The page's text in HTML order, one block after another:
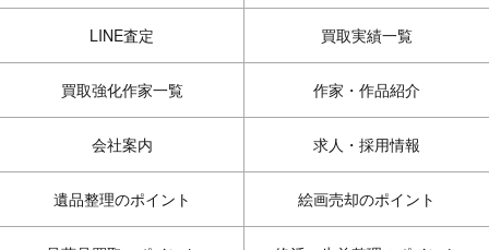
LINE査定 買取実績一覧
買取強化作家一覧 作家・作品紹介
会社案内 求人・採用情報
遺品整理のポイント 絵画売却のポイント